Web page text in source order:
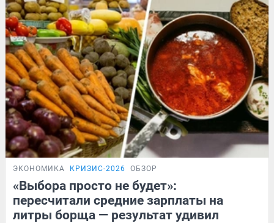
ЭКОНОМИКА КРИЗИС-2026 ОБЗОР
«Выбора просто не будет»:
пересчитали средние зарплаты на
литры борща — результат удивил